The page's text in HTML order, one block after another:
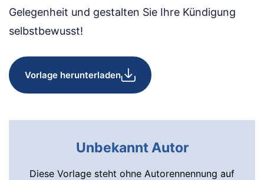
Gelegenheit und gestalten Sie Ihre Kündigung
selbstbewusst!
Vorlage herunterladen
Unbekannt Autor
Diese Vorlage steht ohne Autorennennung auf